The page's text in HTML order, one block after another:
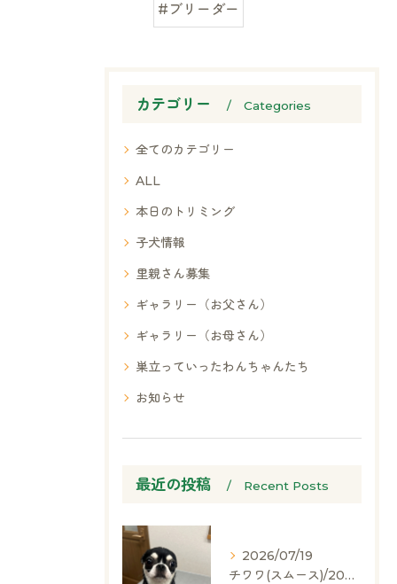
#ブリーダー
カテゴリー Categories
全てのカテゴリー
ALL
本日のトリミング
子犬情報
里親さん募集
ギャラリー（お父さん）
ギャラリー（お母さん）
巣立っていったわんちゃんたち
お知らせ
最近の投稿 Recent Posts
2026/07/19
チワワ(スムース)/2024.05.06/男の子/60,000(税別)